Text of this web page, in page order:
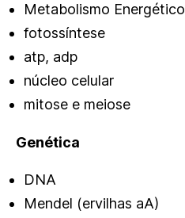
Metabolismo Energético
fotossíntese
atp, adp
núcleo celular
mitose e meiose
Genética
DNA
Mendel (ervilhas aA)